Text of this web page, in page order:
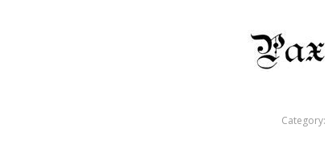
Category: